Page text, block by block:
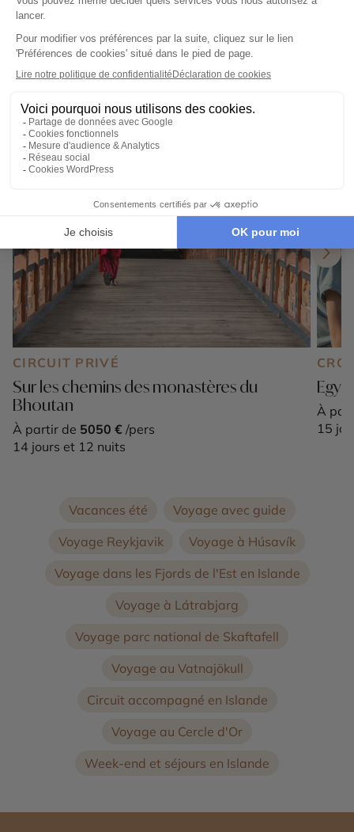
13 jours et 12 nuits
Nos destinations en Europe
Nos incontournables
CIRCUIT PRIVÉ
Sur les chemins des monastères du
Bhoutan
À partir de 5050 € /pers
14 jours et 12 nuits
À
15
Vacances été
Voyage avec guide
Voyage Reykjavik
Voyage à Húsavík
Voyage dans les Fjords de l'Est en Islande
Voyage à Látrabjarg
Voyage parc national de Skaftafell
Voyage au Vatnajökull
Circuit accompagné en Islande
Voyage au Cercle d'Or
Week-end et séjours en Islande